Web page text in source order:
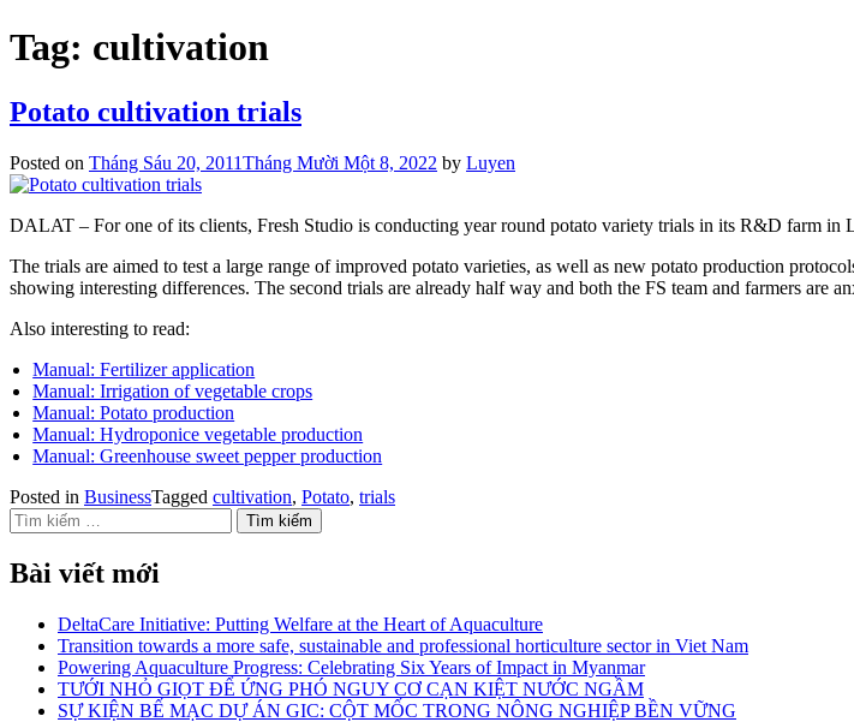
Tag: cultivation
Potato cultivation trials
Posted on Tháng Sáu 20, 2011Tháng Mười Một 8, 2022 by Luyen
DALAT – For one of its clients, Fresh Studio is conducting year round potato variety trials in its R&D farm in
The trials are aimed to test a large range of improved potato varieties, as well as new potato production
showing interesting differences. The second trials are already half way and both the FS team and farmers are
Also interesting to read:
Manual: Fertilizer application
Manual: Irrigation of vegetable crops
Manual: Potato production
Manual: Hydroponice vegetable production
Manual: Greenhouse sweet pepper production
Posted in BusinessTagged cultivation, Potato, trials
Tìm kiếm cho:
Bài viết mới
DeltaCare Initiative: Putting Welfare at the Heart of Aquaculture
Transition towards a more safe, sustainable and professional horticulture sector in Viet Nam
Powering Aquaculture Progress: Celebrating Six Years of Impact in Myanmar
TƯỚI NHỎ GIỌT ĐỂ ỨNG PHÓ NGUY CƠ CẠN KIỆT NƯỚC NGẦM
SỰ KIỆN BẾ MẠC DỰ ÁN GIC: CỘT MỐC TRONG NÔNG NGHIỆP BỀN VỮNG